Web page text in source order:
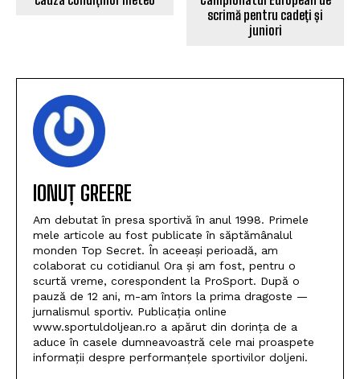
scrimă pentru cadeți și
juniori
IONUȚ GREERE
Am debutat în presa sportivă în anul 1998. Primele
mele articole au fost publicate în săptămânalul
monden Top Secret. În aceeași perioadă, am
colaborat cu cotidianul Ora și am fost, pentru o
scurtă vreme, corespondent la ProSport. După o
pauză de 12 ani, m-am întors la prima dragoste —
jurnalismul sportiv. Publicația online
www.sportuldoljean.ro a apărut din dorința de a
aduce în casele dumneavoastră cele mai proaspete
informații despre performanțele sportivilor doljeni.